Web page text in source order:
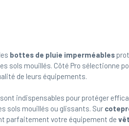
bottes de pluie imperméables
sols mouillés. Côté Pro sélectionne
de leurs équipements.
sont indispensables pour protéger
sols mouillés ou glissants. Sur
parfaitement votre équipement de